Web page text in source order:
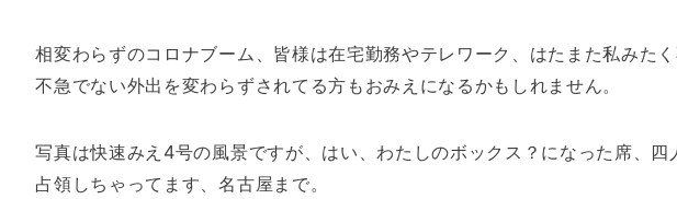
相変わらずのコロナブーム、皆様は在宅勤務やテレワーク、はたまた私みた
不急でない外出を変わらずされてる方もおみえになるかもしれません。
写真は快速みえ4号の風景ですが、はい、わたしのボックス？になった席、四
占領しちゃってます、名古屋まで。